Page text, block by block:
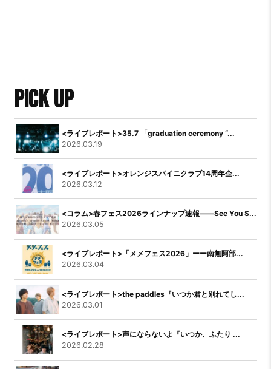
PICK UP
<ライブレポート>35.7 「graduation ceremony “...
2026.03.19
<ライブレポート>オレンジスパイニクラブ14周年企...
2026.03.12
<コラム>春フェス2026ラインナップ速報――See You S...
2026.03.05
<ライブレポート>「メメフェス2026」ーー南無阿部...
2026.03.04
<ライブレポート>the paddles『いつか君と別れてし...
2026.03.01
<ライブレポート>声にならないよ『いつか、ふたり ...
2026.02.28